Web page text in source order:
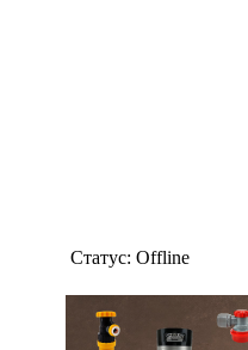
Статус: Offline